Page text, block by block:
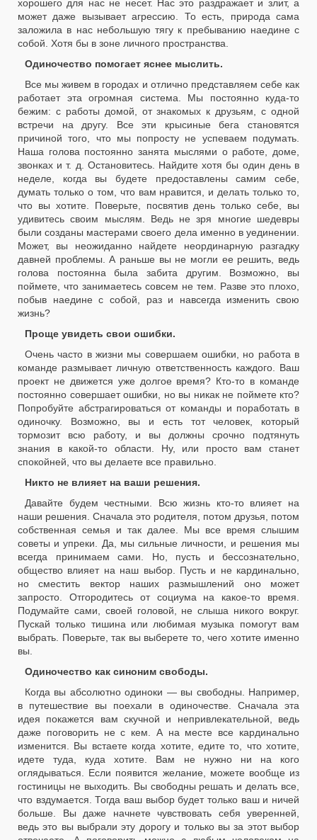
хорошего для нас не несет. Нас это раздражает и злит, а
может даже вызывает агрессию. То есть, природа сама
заложила в нас небольшую тягу к пребыванию наедине с
собой. Хотя бы в зоне личного пространства.
Одиночество помогает яснее мыслить.
Все мы живем в городах и отлично представляем себе как
работает эта огромная система. Мы постоянно куда-то
бежим: с работы домой, от знакомых к друзьям, с одной
встречи на другу. Все эти крысиные бега становятся
причиной того, что мы попросту не успеваем подумать.
Наша голова постоянно занята мыслями о работе, доме,
звонках и т. д. Остановитесь. Найдите хотя бы один день в
неделе, когда вы будете предоставлены самим себе,
думать только о том, что вам нравится, и делать только то,
что вы хотите. Поверьте, посвятив день только себе, вы
удивитесь своим мыслям. Ведь не зря многие шедевры
были созданы мастерами своего дела именно в уединении.
Может, вы неожиданно найдете неординарную разгадку
давней проблемы. А раньше вы не могли ее решить, ведь
голова постоянна была забита другим. Возможно, вы
поймете, что занимаетесь совсем не тем. Разве это плохо,
побыв наедине с собой, раз и навсегда изменить свою
жизнь?
Проще увидеть свои ошибки.
Очень часто в жизни мы совершаем ошибки, но работа в
команде размывает личную ответственность каждого. Ваш
проект не движется уже долгое время? Кто-то в команде
постоянно совершает ошибки, но вы никак не поймете кто?
Попробуйте абстрагироваться от команды и поработать в
одиночку. Возможно, вы и есть тот человек, который
тормозит всю работу, и вы должны срочно подтянуть
знания в какой-то области. Ну, или просто вам станет
спокойней, что вы делаете все правильно.
Никто не влияет на ваши решения.
Давайте будем честными. Всю жизнь кто-то влияет на
наши решения. Сначала это родителя, потом друзья, потом
собственная семья и так далее. Мы все время слышим
советы и упреки. Да, мы сильные личности, и решения мы
всегда принимаем сами. Но, пусть и бессознательно,
общество влияет на наш выбор. Пусть и не кардинально,
но сместить вектор наших размышлений оно может
запросто. Отгородитесь от социума на какое-то время.
Подумайте сами, своей головой, не слыша никого вокруг.
Пускай только тишина или любимая музыка помогут вам
выбрать. Поверьте, так вы выберете то, чего хотите именно
вы.
Одиночество как синоним свободы.
Когда вы абсолютно одиноки — вы свободны. Например,
в путешествие вы поехали в одиночестве. Сначала эта
идея покажется вам скучной и непривлекательной, ведь
даже поговорить не с кем. А на месте все кардинально
изменится. Вы встаете когда хотите, едите то, что хотите,
идете туда, куда хотите. Вам не нужно ни на кого
оглядываться. Если появится желание, можете вообще из
гостиницы не выходить. Вы свободны решать и делать все,
что вздумается. Тогда ваш выбор будет только ваш и ничей
больше. Вы даже начнете чувствовать себя уверенней,
ведь это вы выбрали эту дорогу и только вы за этот выбор